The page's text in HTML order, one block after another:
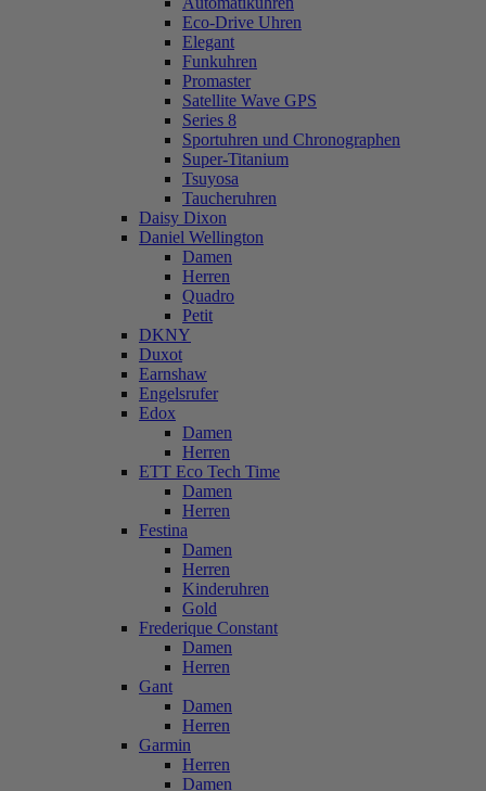
Eco-Drive Uhren
Elegant
Funkuhren
Promaster
Satellite Wave GPS
Series 8
Sportuhren und Chronographen
Super-Titanium
Tsuyosa
Taucheruhren
Daisy Dixon
Daniel Wellington
Damen
Herren
Quadro
Petit
DKNY
Duxot
Earnshaw
Engelsrufer
Edox
Damen
Herren
ETT Eco Tech Time
Damen
Herren
Festina
Damen
Herren
Kinderuhren
Gold
Frederique Constant
Damen
Herren
Gant
Damen
Herren
Garmin
Herren
Damen